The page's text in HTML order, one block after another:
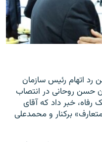
رد اتهام رئیس سازمان
حسن روحانی در انتصاب
خبر داد که آقای
برکنار و محمدعلی